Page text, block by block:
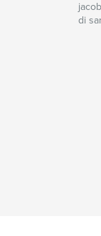
jacob
di